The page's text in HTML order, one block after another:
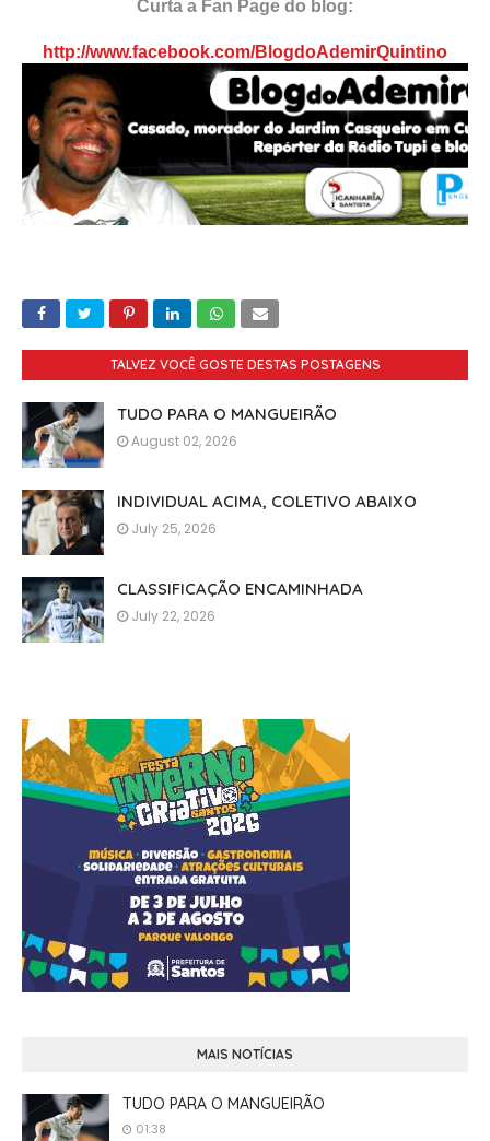
Curta a Fan Page do blog:
http://www.facebook.com/BlogdoAdemirQuintino
TALVEZ VOCÊ GOSTE DESTAS POSTAGENS
TUDO PARA O MANGUEIRÃO
August 02, 2026
INDIVIDUAL ACIMA, COLETIVO ABAIXO
July 25, 2026
CLASSIFICAÇÃO ENCAMINHADA
July 22, 2026
MAIS NOTÍCIAS
TUDO PARA O MANGUEIRÃO
01:38